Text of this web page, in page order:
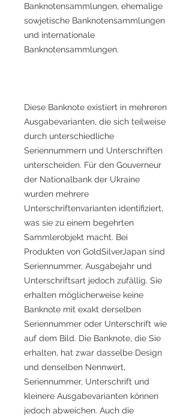
Banknotensammlungen, ehemalige
sowjetische Banknotensammlungen
und internationale
Banknotensammlungen.
Diese Banknote existiert in mehreren
Ausgabevarianten, die sich teilweise
durch unterschiedliche
Seriennummern und Unterschriften
unterscheiden. Für den Gouverneur
der Nationalbank der Ukraine
wurden mehrere
Unterschriftenvarianten identifiziert,
was sie zu einem begehrten
Sammlerobjekt macht. Bei
Produkten von GoldSilverJapan sind
Seriennummer, Ausgabejahr und
Unterschriftsart jedoch zufällig. Sie
erhalten möglicherweise keine
Banknote mit exakt derselben
Seriennummer oder Unterschrift wie
auf dem Bild. Die Banknote, die Sie
erhalten, hat zwar dasselbe Design
und denselben Nennwert,
Seriennummer, Unterschrift und
kleinere Ausgabevarianten können
jedoch abweichen. Auch die